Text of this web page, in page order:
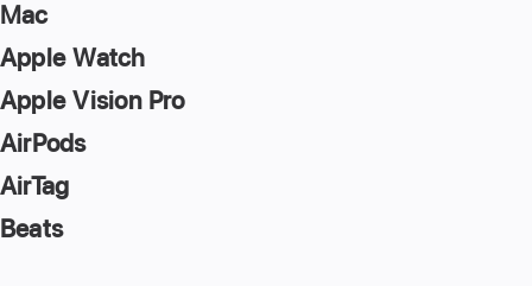
Mac
Apple Watch
Apple Vision Pro
AirPods
AirTag
Beats